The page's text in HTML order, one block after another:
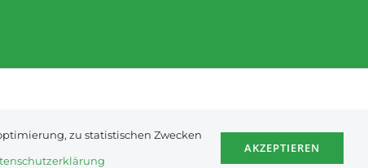
Facebook
E-
Mail
zu statistischen Zwecken
AKZEPTIEREN